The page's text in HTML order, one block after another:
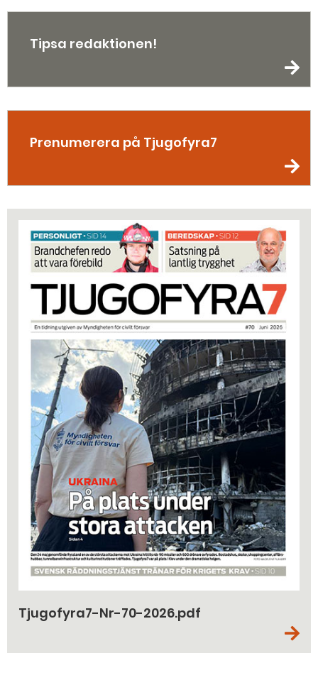
Tipsa redaktionen!
Prenumerera på Tjugofyra7
Tjugofyra7-Nr-70-2026.pdf